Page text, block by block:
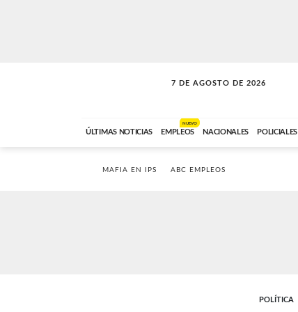
7 DE AGOSTO DE 2026
VITAMINAS
ÚLTIMAS NOTICIAS EMPLEOS
NUEVO
NACIONALES POLICIALES
MAFIA EN IPS ABC EMPLEOS
POLÍTICA